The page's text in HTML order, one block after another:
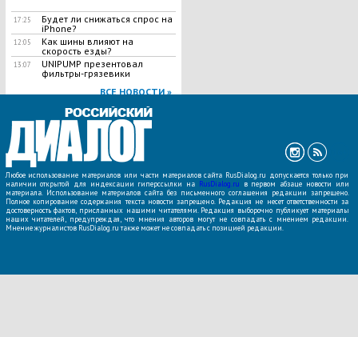
17:25
Будет ли снижаться спрос на
iPhone?
12:05
Как шины влияют на
скорость езды?
13:07
UNIPUMP презентовал
фильтры-грязевики
ВСЕ НОВОСТИ »
Любое использование материалов или части материалов сайта RusDialog.ru допускается только при
наличии открытой для индексации гиперссылки на RusDialog.ru в первом абзаце новости или
материала. Использование материалов сайта без письменного соглашения редакции запрещено.
Полное копирование содержания текста новости запрещено. Редакция не несет ответственности за
достоверность фактов, присланных нашими читателями. Редакция выборочно публикует материалы
наших читателей, предупреждая, что мнения авторов могут не совпадать с мнением редакции.
Мнение журналистов RusDialog.ru также может не совпадать с позицией редакции.